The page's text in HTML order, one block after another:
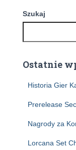
Szukaj
Ostatnie
Historia Gier
Prerelease
Nagrody za
Lorcana Set